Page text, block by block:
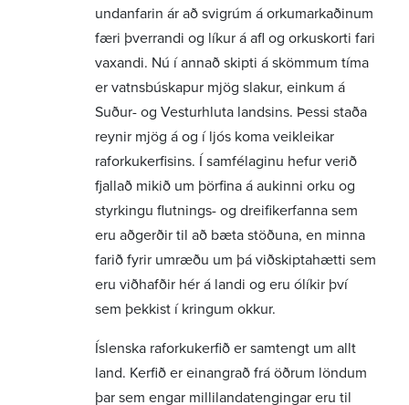
undanfarin ár að svigrúm á orkumarkaðinum
færi þverrandi og líkur á afl og orkuskorti fari
vaxandi. Nú í annað skipti á skömmum tíma
er vatnsbúskapur mjög slakur, einkum á
Suður- og Vesturhluta landsins. Þessi staða
reynir mjög á og í ljós koma veikleikar
raforkukerfisins. Í samfélaginu hefur verið
fjallað mikið um þörfina á aukinni orku og
styrkingu flutnings- og dreifikerfanna sem
eru aðgerðir til að bæta stöðuna, en minna
farið fyrir umræðu um þá viðskiptahætti sem
eru viðhafðir hér á landi og eru ólíkir því
sem þekkist í kringum okkur.
Íslenska raforkukerfið er samtengt um allt
land. Kerfið er einangrað frá öðrum löndum
þar sem engar millilandatengingar eru til